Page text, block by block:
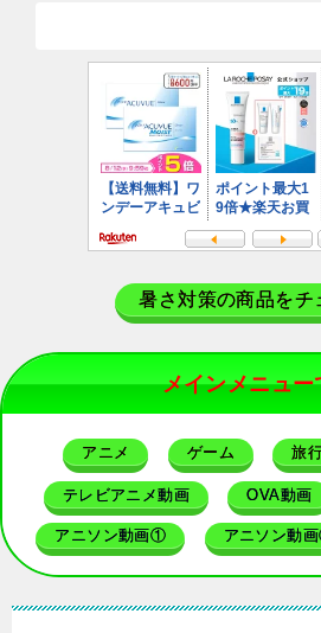
暑さ対策の商品をチ
メインメニュー
アニメ ゲーム 旅
テレビアニメ動画 OVA動画
アニソン動画① アニソン動